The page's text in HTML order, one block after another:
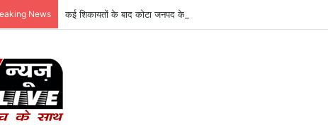
News कई शिकायतों के बाद कोटा जनपद के चर्चित सचिव पंचायत से हटाए गए ।